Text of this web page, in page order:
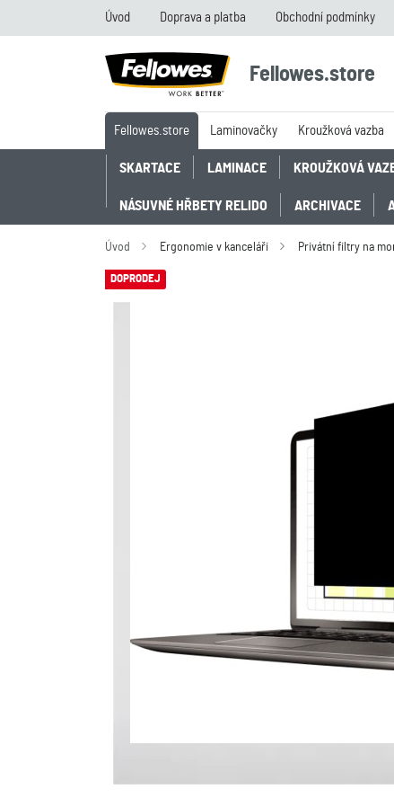
Úvod Doprava a platba Obchodní podmínky
Fellowes.store
Fellowes.store Laminovačky Kroužková vazba
SKARTACE LAMINACE KROUŽKOVÁ
NÁSUVNÉ HŘBETY RELIDO ARCHIVACE
Úvod Ergonomie v kanceláři Privátní filtry na
DOPRODEJ